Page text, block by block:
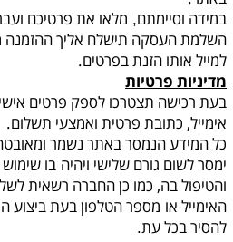
במידה וסיימתם, מלאו את פרטיכם
השלמת העסקה תישלח אליך ההזמנה
למייל אותו הזנת בפרטים.
מדיניות פרטיות
בעת רכישה תצטרכו לספק פרטים
אימייל, כתובת פרטית ואמצעי תשלום.
כל המידע הנמסר באתר נשמר
ימסר לשום גורם שלישי ויהיה בו
והטיפול בה, כמו כן החברה רשאית
האימייל או מספר הטלפון בעת ביצוע
להסיר בכל עת.